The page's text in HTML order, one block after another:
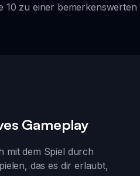
10 zu einer
Gameplay
mit dem Spiel durch
das es dir erlaubt,